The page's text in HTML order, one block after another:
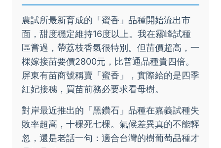
農試所最新育成的「蜜香」品種開始流出市
面，甜度穩定維持16度以上。我在霧峰試種
區嘗過，帶荔枝香氣很特別。但苗價超高，一
棵嫁接苗要價2800元，比普通品種貴四倍。
屏東有苗商號稱賣「蜜香」，實際給的是四季
紅妃接穗，買苗前務必要求看母樹。
對岸最近推出的「黑鑽石」品種在嘉義試種失
敗率超高，十棵死七棵。氣候差異真的不能輕
忽，還是老話一句：適合台灣的樹葡萄品種才